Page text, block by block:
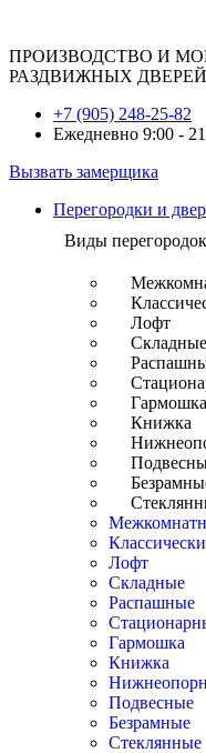
ПРОИЗВОДСТВО И
РАЗДВИЖНЫХ
+7 (905) 248-25-82
Ежедневно 9:00 -
Вызвать замерщика
Перегородки и
Виды
Лофт
Складные
Гармошка
Книжка
Лофт
Складные
Распашные
Гармошка
Книжка
Подвесные
Безрамные
Стеклянные